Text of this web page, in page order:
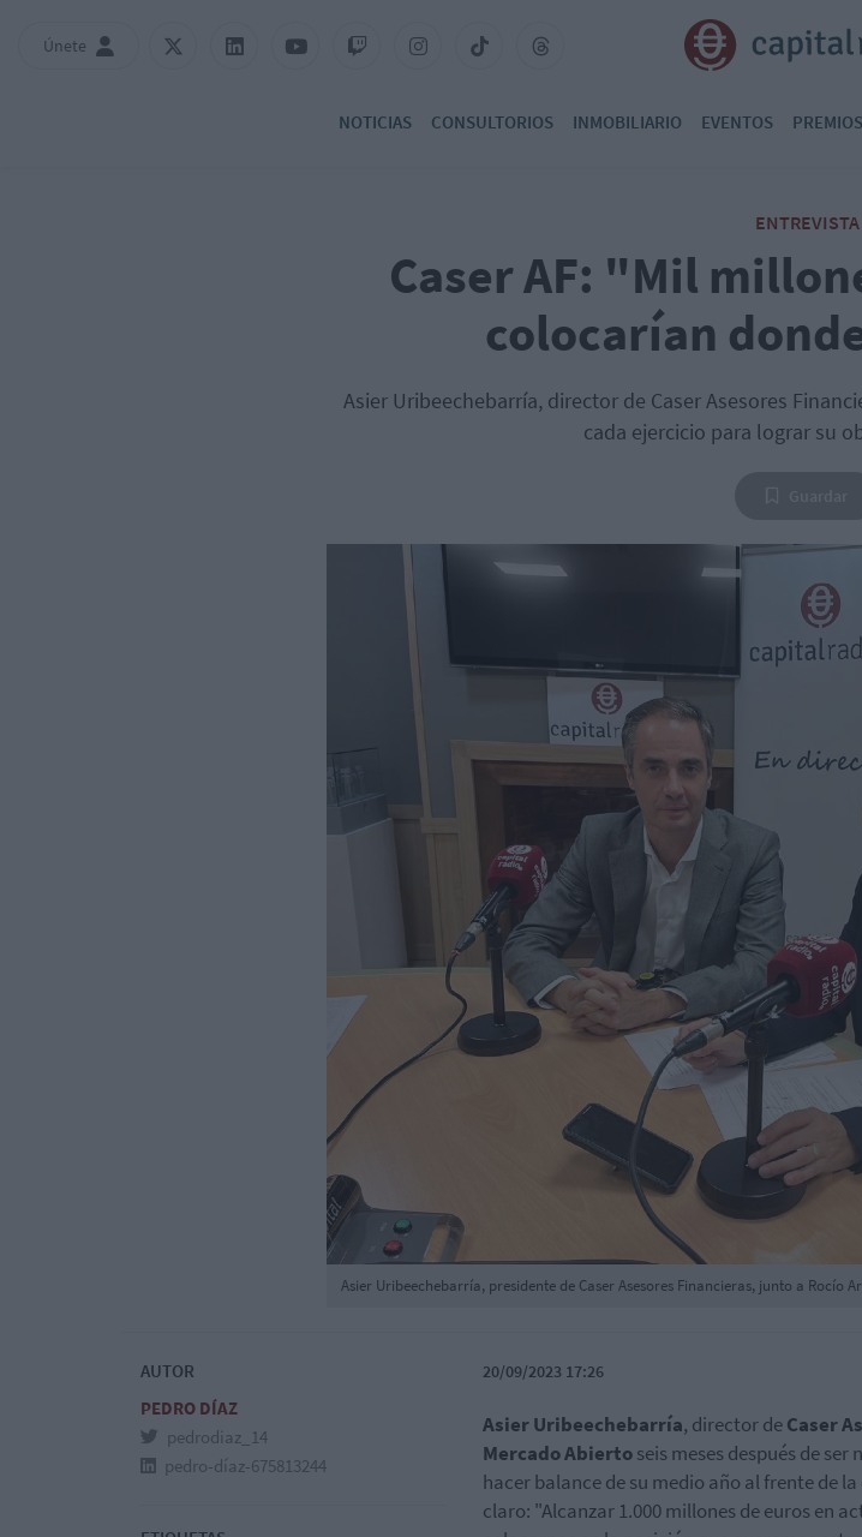
Únete
NOTICIAS CONSULTORIOS INMOBILIARIO EVENTOS PREMIOS
ENTREVISTA
Caser AF: "Mil
colocarían
Asier Uribeechebarría, director de Caser Asesores
cada ejercicio para lograr su
Asier Uribeechebarría, presidente de Caser Asesores Financieras, junto a Rocío
AUTOR
PEDRO DÍAZ
pedrodiaz_14
pedro-díaz-675813244
20/09/2023 17:26
Asier Uribeechebarría, director deCaser
Mercado Abiertoseis meses después de
hacer balance de su medio año al frente de
claro: "Alcanzar 1.000 millones de euros en